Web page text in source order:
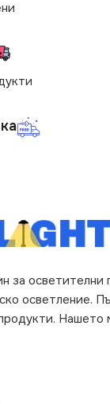
4.8Wза осветителни
осветление.
Нашето